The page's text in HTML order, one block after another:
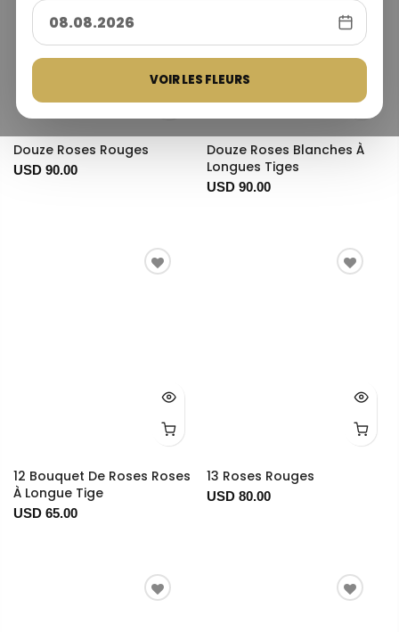
VOIR LES FLEURS
Douze Roses Rouges
USD 90.00
Douze Roses Blanches À
Longues Tiges
USD 90.00
12 Bouquet De Roses Roses
À Longue Tige
USD 65.00
13 Roses Rouges
USD 80.00